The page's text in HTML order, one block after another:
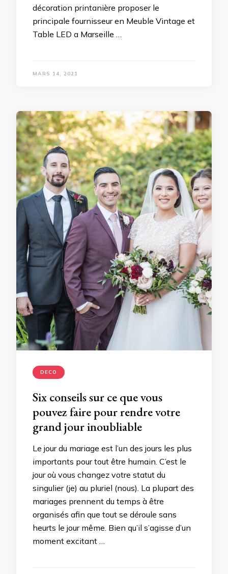
décoration printanière proposer le
principale fournisseur en Meuble Vintage et
Table LED a Marseille …
MARS 14, 2021
DECO
Six conseils sur ce que vous
pouvez faire pour rendre votre
grand jour inoubliable
Le jour du mariage est l’un des jours les plus
importants pour tout être humain. C’est le
jour où vous changez votre statut du
singulier (je) au pluriel (nous). La plupart des
mariages prennent du temps à être
organisés afin que tout se déroule sans
heurts le jour même. Bien qu’il s’agisse d’un
moment excitant …